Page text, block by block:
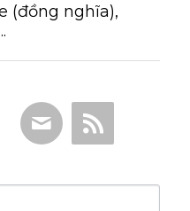
(đồng nghĩa),